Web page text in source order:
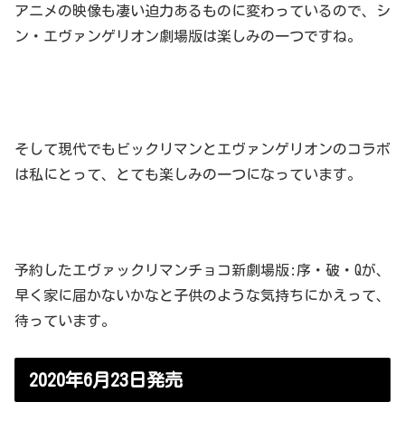
アニメの映像も凄い迫力あるものに変わっているので、シ
ン・エヴァンゲリオン劇場版は楽しみの一つですね。
そして現代でもビックリマンとエヴァンゲリオンのコラボ
は私にとって、とても楽しみの一つになっています。
予約したエヴァックリマンチョコ新劇場版:序・破・Qが、
早く家に届かないかなと子供のような気持ちにかえって、
待っています。
2020年6月23日発売